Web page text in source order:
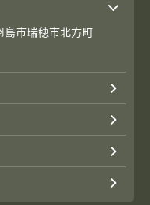
島市瑞穂市北方町